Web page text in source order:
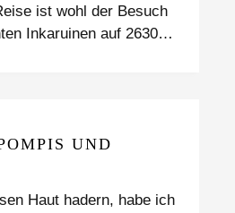
ist wohl der Besuch
Inkaruinen auf 2630…
UND
Haut hadern, habe ich